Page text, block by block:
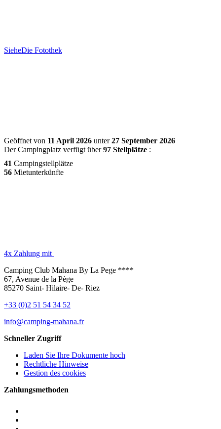
SieheDie Fotothek
Geöffnet von 11 April 2026 unter27 September 2026
Der Campingplatz verfügt über97 Stellplätze :
41 Campingstellplätze
56 Mietunterkünfte
4x Zahlung mit
Camping Club Mahana By La Pege ****
67, Avenue de la Pège
85270 Saint- Hilaire- De- Riez
+33 (0)2 51 54 34 52
info@camping-mahana.fr
Schneller Zugriff
Laden Sie Ihre Dokumente hoch
Rechtliche Hinweise
Gestion des cookies
Zahlungsmethoden